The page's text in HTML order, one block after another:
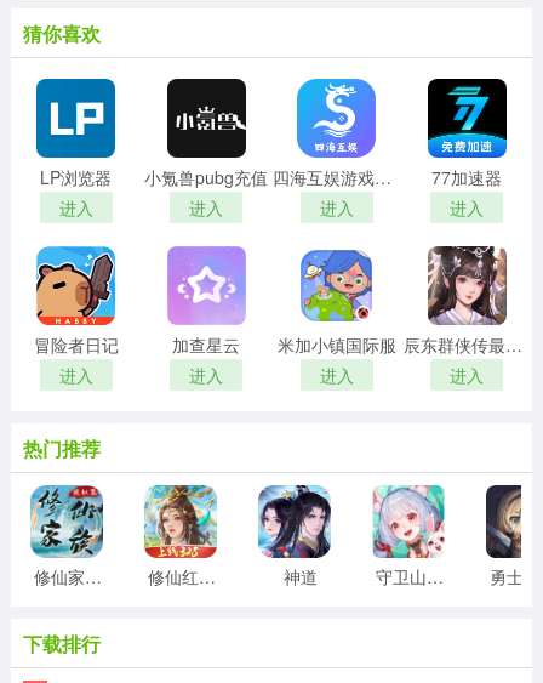
猜你喜欢
LP浏览器
进入
小氪兽pubg充值
进入
四海互娱游戏平台
进入
77加速器
进入
冒险者日记
进入
加查星云
进入
米加小镇国际服
进入
辰东群侠传最新版
进入
热门推荐
修仙家族模拟器折相思最新版 修仙红包版 神道 守卫山海封神
下载排行